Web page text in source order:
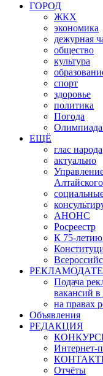
ГОРОД
ЖКХ
экономика
дежурная
общество
культура
спорт
здоровье
политика
Погода
Олимпиада
ЕЩЁ
глас народа
актуально
АНОНС
Росреестр
К 75-
Подача
вакансий в
на правах
Объявления
РЕДАКЦИЯ
Интернет-
Отчёты